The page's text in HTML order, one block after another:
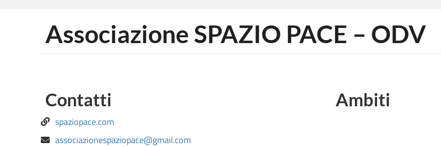
Associazione SPAZIO PACE – ODV
Contatti
spaziopace.com
associazionespaziopace@gmail.com
Ambiti